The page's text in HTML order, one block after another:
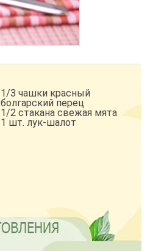
1/3 чашки красный
болгарский перец
1/2 стакана свежая мята
1 шт. лук-шалот